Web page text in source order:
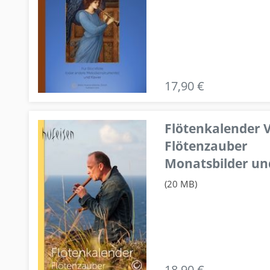
17,90 €
Flötenkalender
Flötenzauber
Monatsbilder
(20 MB)